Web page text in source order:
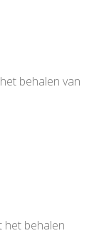
behalen van
het behalen